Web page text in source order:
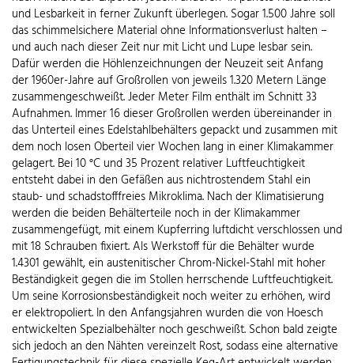
und Lesbarkeit in ferner Zukunft überlegen. Sogar 1.500 Jahre soll
das schimmelsichere Material ohne Informationsverlust halten –
und auch nach dieser Zeit nur mit Licht und Lupe lesbar sein.
Dafür werden die Höhlenzeichnungen der Neuzeit seit Anfang
der 1960er-Jahre auf Großrollen von jeweils 1.320 Metern Länge
zusammengeschweißt. Jeder Meter Film enthält im Schnitt 33
Aufnahmen. Immer 16 dieser Großrollen werden übereinander in
das Unterteil eines Edelstahlbehälters gepackt und zusammen mit
dem noch losen Oberteil vier Wochen lang in einer Klimakammer
gelagert. Bei 10 °C und 35 Prozent relativer Luftfeuchtigkeit
entsteht dabei in den Gefäßen aus nichtrostendem Stahl ein
staub- und schadstofffreies Mikroklima. Nach der Klimatisierung
werden die beiden Behälterteile noch in der Klimakammer
zusammengefügt, mit einem Kupferring luftdicht verschlossen und
mit 18 Schrauben fixiert. Als Werkstoff für die Behälter wurde
1.4301 gewählt, ein austenitischer Chrom-Nickel-Stahl mit hoher
Beständigkeit gegen die im Stollen herrschende Luftfeuchtigkeit.
Um seine Korrosionsbeständigkeit noch weiter zu erhöhen, wird
er elektropoliert. In den Anfangsjahren wurden die von Hoesch
entwickelten Spezialbehälter noch geschweißt. Schon bald zeigte
sich jedoch an den Nähten vereinzelt Rost, sodass eine alternative